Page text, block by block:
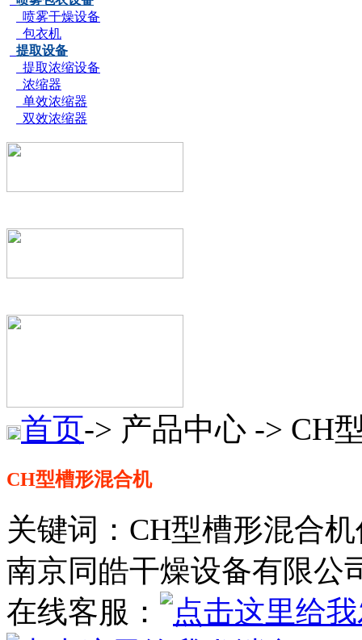
喷雾干燥设备
包衣机
提取设备
提取浓缩设备
浓缩器
单效浓缩器
双效浓缩器
首页-> 产品中心 -> CH
CH型槽形混合机
关键词：CH型槽形混合
南京同皓干燥设备有限公
在线客服：